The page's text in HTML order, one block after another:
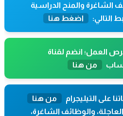
والمنح الدراسية
التالي:
اضغط هنا
العمل؛ انضم لقناة
من هنا
على التيليجرام
من هنا
والوظائف الشاغرة،